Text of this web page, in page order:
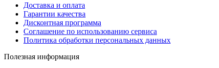
Доставка и оплата
Гарантии качества
Дисконтная программа
Соглашение по использованию сервиса
Политика обработки персональных данных
Полезная информация